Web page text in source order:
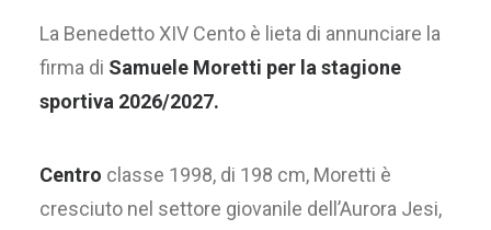
La Benedetto XIV Cento è lieta di annunciare la
firma di Samuele Moretti per la stagione
sportiva 2026/2027.
Centro classe 1998, di 198 cm, Moretti è
cresciuto nel settore giovanile dell’Aurora Jesi,